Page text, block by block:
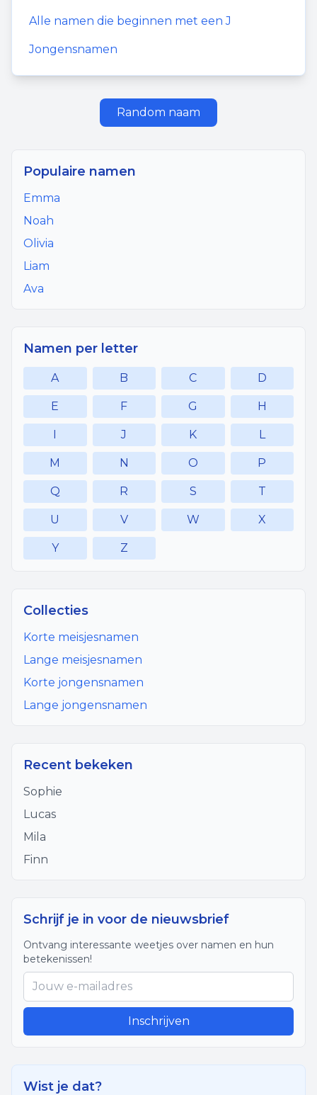
Alle namen die beginnen met eenJ
Jongensnamen
Random naam
Populaire namen
Emma
Noah
Olivia
Liam
Ava
Namen per letter
A B C D
E F G H
I J K L
M N O P
Q R S T
U V W X
Y Z
Collecties
Korte meisjesnamen
Lange meisjesnamen
Korte jongensnamen
Lange jongensnamen
Recent bekeken
Sophie
Lucas
Mila
Finn
Schrijf je in voor de nieuwsbrief
Ontvang interessante weetjes over namen en hun
betekenissen!
Inschrijven
Wist je dat?